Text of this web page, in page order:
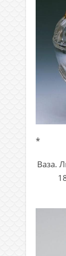
*
Ваза.